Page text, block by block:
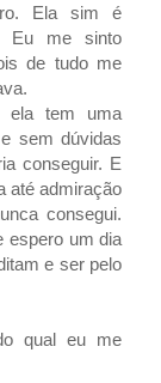
Ela sim é
Eu me sinto
de tudo me
ela tem uma
sem dúvidas
conseguir. E
até admiração
consegui.
espero um dia
e ser pelo
qual eu me